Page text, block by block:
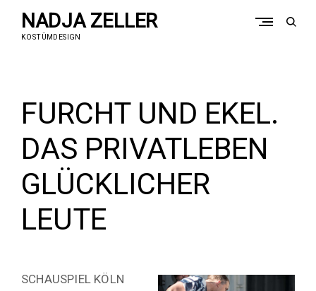
contentNADJA ZELLER
KOSTÜMDESIGN
open
FURCHT UND EKEL.
DAS PRIVATLEBEN
GLÜCKLICHER
LEUTE
SCHAUSPIEL KÖLN